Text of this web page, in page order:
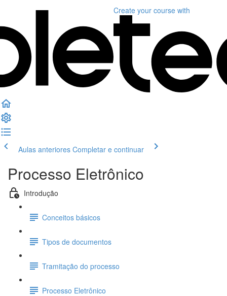
Create your course with
Aulas anteriores Completar e continuar
Processo Eletrônico
Introdução
Conceitos básicos
Tipos de documentos
Tramitação do processo
Processo Eletrônico